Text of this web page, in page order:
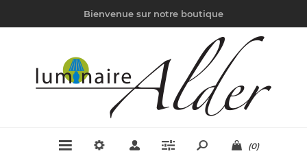
Bienvenue sur notre boutique
(0)